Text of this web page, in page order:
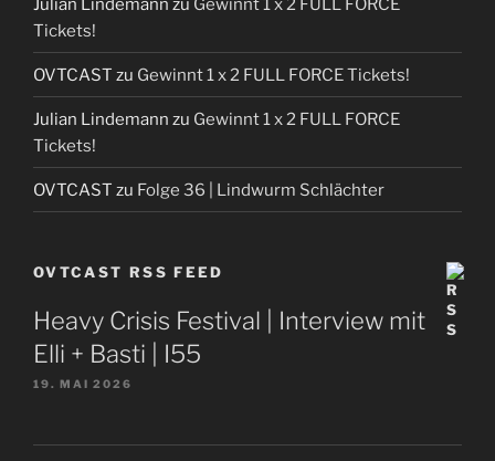
Julian Lindemann zu Gewinnt 1 x 2 FULL FORCE
Tickets!
OVTCAST zu Gewinnt 1 x 2 FULL FORCE Tickets!
Julian Lindemann zu Gewinnt 1 x 2 FULL FORCE
Tickets!
OVTCAST zu Folge 36 | Lindwurm Schlächter
OVTCAST RSS FEED
Heavy Crisis Festival | Interview mit
Elli + Basti | I55
19. MAI 2026